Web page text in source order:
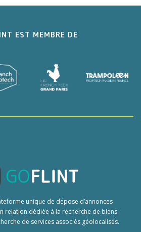
EST MEMBRE DE
unique de dépose d’annonces
relation dédiée à la recherche de biens
de services associés géolocalisés.